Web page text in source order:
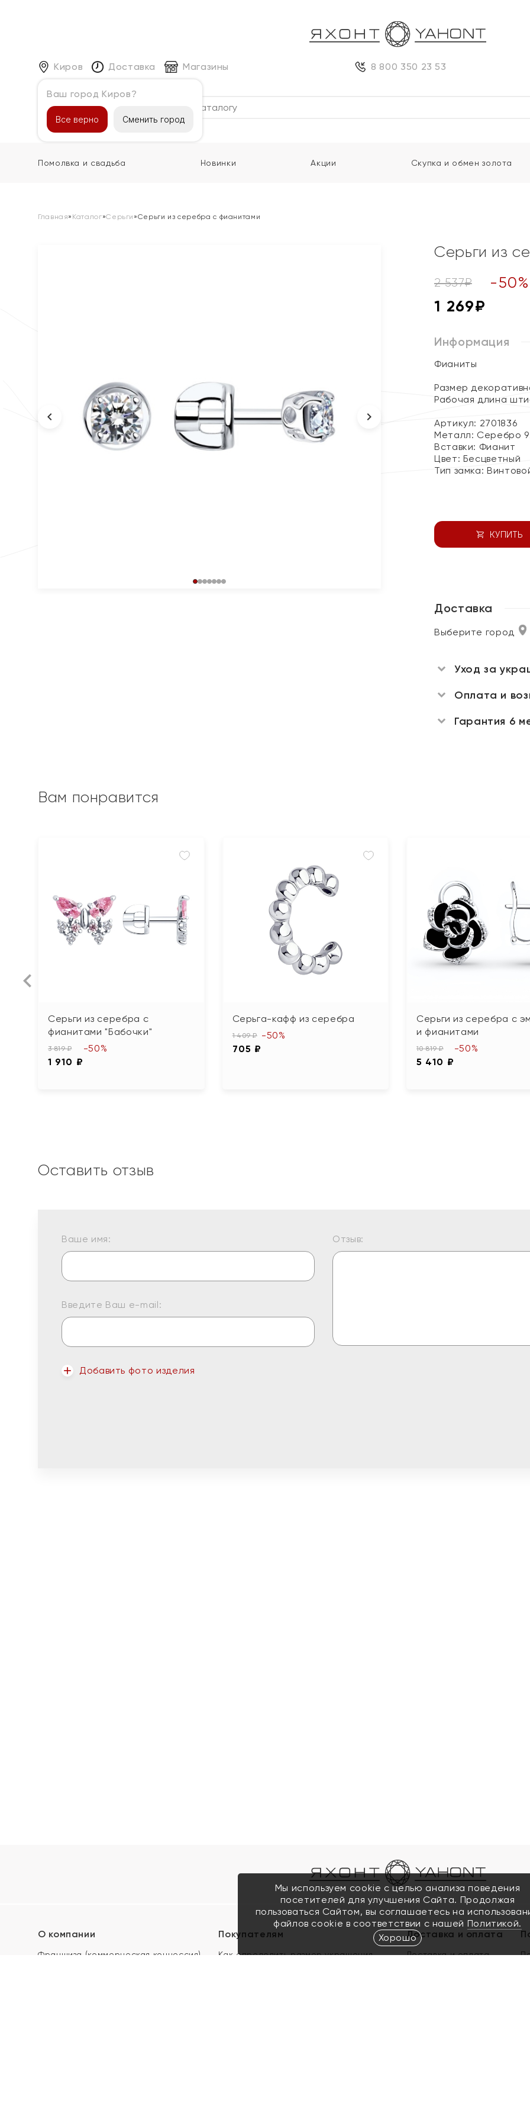
Киров
Ваш город Киров?
Все верно Сменить город
Доставка Магазины 8 800 350 23 53
Каталог
Помолвка и свадьба Новинки Акции Скупка и обмен золота
Главная» Каталог»Серьги »Серьги из серебра с фианитами
Серьги из
2 537₽ -50%
1 269₽
Информация
Фианиты
Размер
Рабочая длина
Артикул: 2701836
Металл: Серебро
Вставки: Фианит
Цвет: Бесцветный
Тип замка:
КУПИТЬ
Доставка
Выберите город
Уход за
Оплата и
Гарантия 6
Вам понравится
Серьги из серебра с
фианитами "Бабочки"
3 819 ₽
1 910 ₽
-50%
Серьга-кафф из серебра
1 409 ₽
705 ₽
-50%
Серьги из серебра с
и фианитами
10 819 ₽
5 410 ₽
-50%
Оставить отзыв
Ваше имя:
Введите Ваш e-mail:
Добавить фото изделия
Отзыв:
О компании
Франшиза (коммерческая концессия)
Покупателям
Как определить размер украшения
Доставка и оплата
Доставка и оплата
Мы используем cookie с целью анализа поведения
посетителей для улучшения Сайта. Продолжая
пользоваться Сайтом, вы соглашаетесь на
файлов cookie в соответствии с нашей Политикой.
Хорошо